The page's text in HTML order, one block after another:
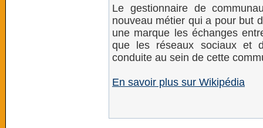
Le gestionnaire de
nouveau métier qui a pour but
une marque les échanges
que les réseaux sociaux et
conduite au sein de cette
En savoir plus sur Wikipédia